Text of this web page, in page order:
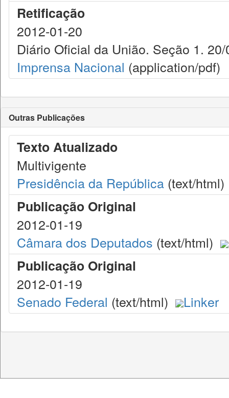
Retificação
2012-01-20
Diário Oficial da União. Seção 1.
Imprensa Nacional (application/pdf)
Outras Publicações
Texto Atualizado
Multivigente
Presidência da República (text/html)
Publicação Original
2012-01-19
Câmara dos Deputados (text/html)
Publicação Original
2012-01-19
Senado Federal (text/html) Linker